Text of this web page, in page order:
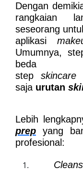
Dengan
rangkaian
seseorang
aplikasi
Umumnya,
beda
step skincare
saja urutan
Lebih
prep yang
profesional: